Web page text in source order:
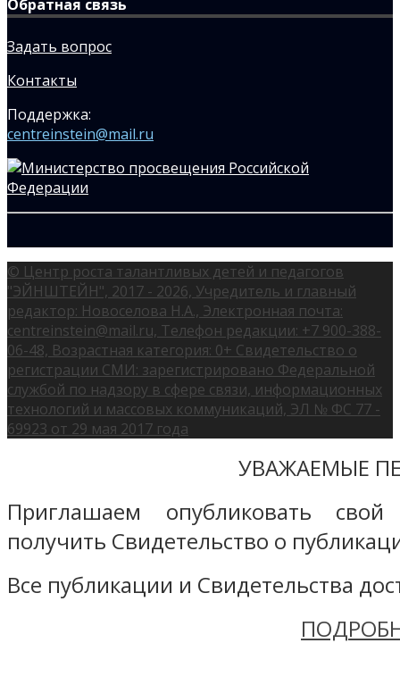
Обратная связь
Задать вопрос
Контакты
Поддержка:
centreinstein@mail.ru
© Центр роста талантливых детей и педагогов
"ЭЙНШТЕЙН", 2017 - 2026, Учредитель и главный
редактор: Новоселова Н.А., Электронная почта:
centreinstein@mail.ru, Телефон редакции: +7 900-388-
06-48, Возрастная категория: 0+ Свидетельство о
регистрации СМИ: зарегистрировано Федеральной
службой по надзору в сфере связи, информационных
технологий и массовых коммуникаций, ЭЛ № ФС 77 -
69923 от 29 мая 2017 года
УВАЖАЕМЫЕ
Приглашаем опубликовать
получить Свидетельство о
Все публикации и Свидетельства